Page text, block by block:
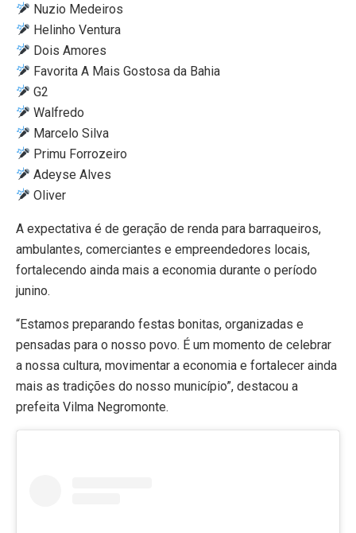
Nuzio Medeiros
Helinho Ventura
Dois Amores
Favorita A Mais Gostosa da Bahia
G2
Walfredo
Marcelo Silva
Primu Forrozeiro
Adeyse Alves
Oliver
A expectativa é de geração de renda para barraqueiros,
ambulantes, comerciantes e empreendedores locais,
fortalecendo ainda mais a economia durante o período
junino.
“Estamos preparando festas bonitas, organizadas e
pensadas para o nosso povo. É um momento de celebrar
a nossa cultura, movimentar a economia e fortalecer ainda
mais as tradições do nosso município”, destacou a
prefeita Vilma Negromonte.